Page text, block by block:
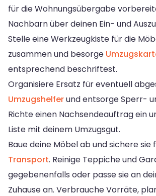
für die Wohnungsübergabe
Nachbarn über deinen Ein- und
Stelle eine Werkzeugkiste für die
zusammen und besorge
entsprechend beschriftest.
Organisiere Ersatz für eventuell
Umzugshelferund entsorge Sperr-
Richte einen Nachsendeauftrag ein
Liste mit deinem Umzugsgut.
Baue deine Möbel ab und sichere sie
Transport. Reinige Teppiche und
gegebenenfalls oder passe sie an
Zuhause an. Verbrauche Vorräte,